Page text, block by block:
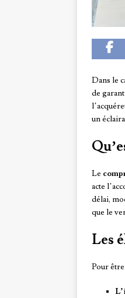
Dans le
de
un
Le
acte
délai,
que le
Les
Pour